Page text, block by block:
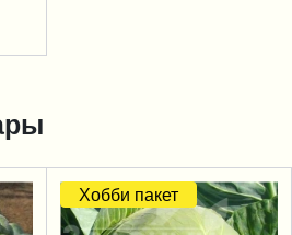
Хобби пакет